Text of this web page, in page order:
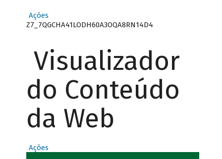
Ações
Z7_7QGCHA41LODH60A3OQA8RN14D4
Visualizador
do Conteúdo
da Web
Ações